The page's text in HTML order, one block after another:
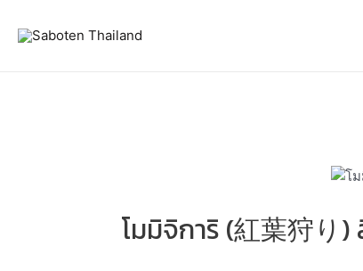
โมมิจิการิ (紅葉狩り
navigation